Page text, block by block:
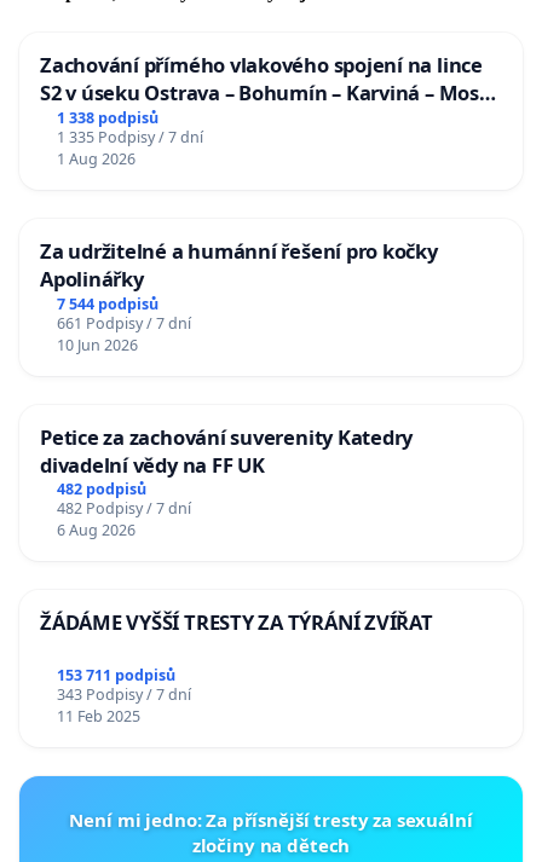
Zachování přímého vlakového spojení na lince
S2 v úseku Ostrava – Bohumín – Karviná – Mosty
u Jablunkova
1 338 podpisů
1 335 Podpisy / 7 dní
1 Aug 2026
Za udržitelné a humánní řešení pro kočky
Apolinářky
7 544 podpisů
661 Podpisy / 7 dní
10 Jun 2026
Petice za zachování suverenity Katedry
divadelní vědy na FF UK
482 podpisů
482 Podpisy / 7 dní
6 Aug 2026
ŽÁDÁME VYŠŠÍ TRESTY ZA TÝRÁNÍ ZVÍŘAT
153 711 podpisů
343 Podpisy / 7 dní
11 Feb 2025
Není mi jedno: Za přísnější tresty za sexuální
zločiny na dětech